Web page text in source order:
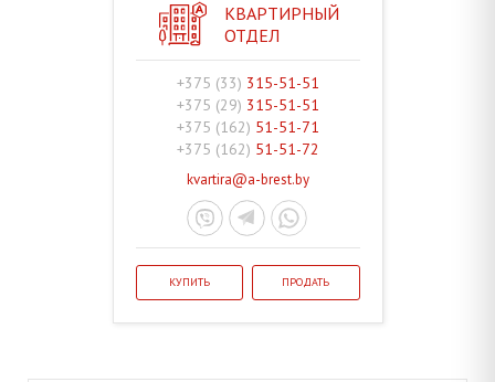
КВАРТИРНЫЙ
ОТДЕЛ
+375 (33) 315-51-51
+375 (29) 315-51-51
+375 (162) 51-51-71
+375 (162) 51-51-72
kvartira@a-brest.by
КУПИТЬ ПРОДАТЬ